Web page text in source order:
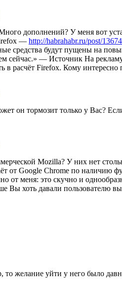
дополнений? У меня вот
— http://habrahabr.ru/post/
средства будут пущены на
сейчас.» — Источник На
в расчёт Firefox. Кому
он тормозит только у Вас?
Mozilla? У них нет
от Google Chrome по
от меня: это скучно и
Вы хоть давали пользователю
то желание уйти у него было